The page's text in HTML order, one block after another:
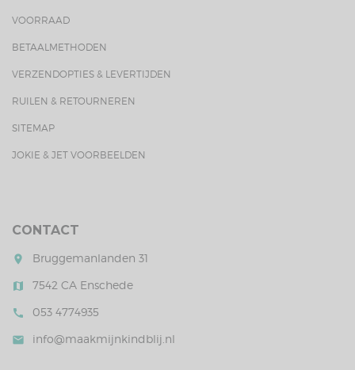
VOORRAAD
BETAALMETHODEN
VERZENDOPTIES & LEVERTIJDEN
RUILEN & RETOURNEREN
SITEMAP
JOKIE & JET VOORBEELDEN
CONTACT
room Bruggemanlanden 31
map 7542 CA Enschede
call 053 4774935
mail info@maakmijnkindblij.nl